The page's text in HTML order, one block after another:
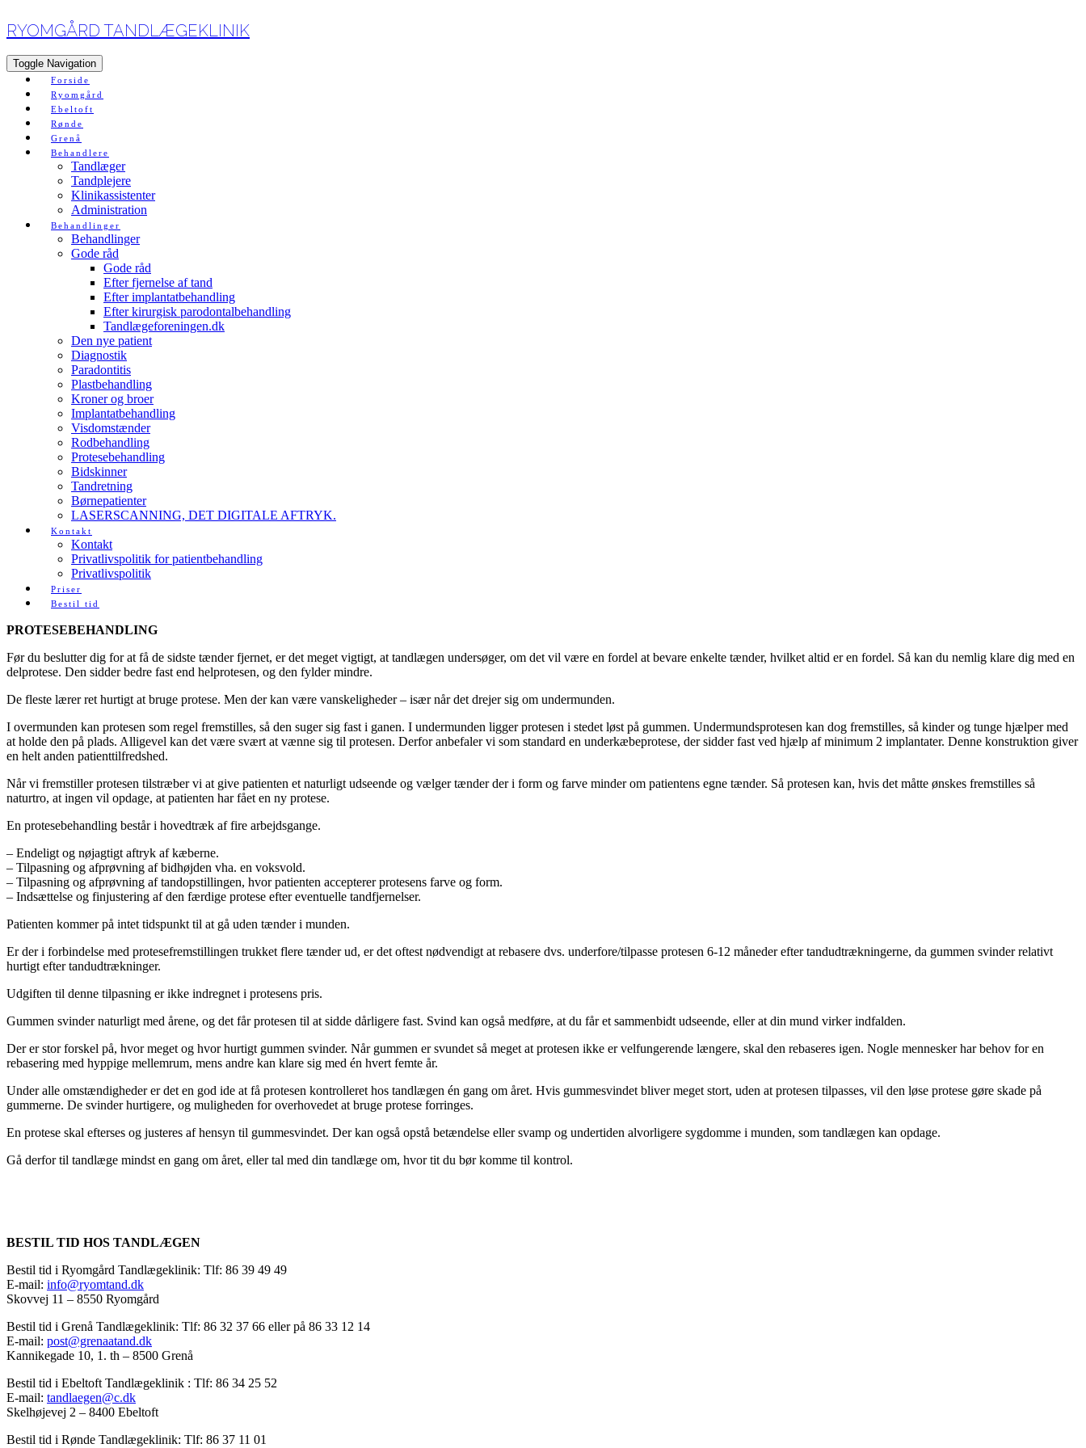
RYOMGÅRD TANDLÆGEKLINIK
Toggle Navigation
Forside
Ryomgård
Ebeltoft
Rønde
Grenå
Behandlere
Tandlæger
Tandplejere
Klinikassistenter
Administration
Behandlinger
Behandlinger
Gode råd
Gode råd
Efter fjernelse af tand
Efter implantatbehandling
Efter kirurgisk parodontalbehandling
Tandlægeforeningen.dk
Den nye patient
Diagnostik
Paradontitis
Plastbehandling
Kroner og broer
Implantatbehandling
Visdomstænder
Rodbehandling
Protesebehandling
Bidskinner
Tandretning
Børnepatienter
LASERSCANNING, DET DIGITALE AFTRYK.
Kontakt
Kontakt
Privatlivspolitik for patientbehandling
Privatlivspolitik
Priser
Bestil tid
PROTESEBEHANDLING
Før du beslutter dig for at få de sidste tænder fjernet, er det meget vigtigt, at tandlægen undersøger, om det vil være en fordel at bevare enkelte tænder, hvilket altid er en fordel. Så kan du nemlig klare dig med en
delprotese. Den sidder bedre fast end helprotesen, og den fylder mindre.
De fleste lærer ret hurtigt at bruge protese. Men der kan være vanskeligheder – især når det drejer sig om undermunden.
I overmunden kan protesen som regel fremstilles, så den suger sig fast i ganen. I undermunden ligger protesen i stedet løst på gummen. Undermundsprotesen kan dog fremstilles, så kinder og tunge hjælper med
at holde den på plads. Alligevel kan det være svært at vænne sig til protesen. Derfor anbefaler vi som standard en underkæbeprotese, der sidder fast ved hjælp af minimum 2 implantater. Denne konstruktion giver
en helt anden patienttilfredshed.
Når vi fremstiller protesen tilstræber vi at give patienten et naturligt udseende og vælger tænder der i form og farve minder om patientens egne tænder. Så protesen kan, hvis det måtte ønskes fremstilles så
naturtro, at ingen vil opdage, at patienten har fået en ny protese.
En protesebehandling består i hovedtræk af fire arbejdsgange.
– Endeligt og nøjagtigt aftryk af kæberne.
– Tilpasning og afprøvning af bidhøjden vha. en voksvold.
– Tilpasning og afprøvning af tandopstillingen, hvor patienten accepterer protesens farve og form.
– Indsættelse og finjustering af den færdige protese efter eventuelle tandfjernelser.
Patienten kommer på intet tidspunkt til at gå uden tænder i munden.
Er der i forbindelse med protesefremstillingen trukket flere tænder ud, er det oftest nødvendigt at rebasere dvs. underfore/tilpasse protesen 6-12 måneder efter tandudtrækningerne, da gummen svinder relativt
hurtigt efter tandudtrækninger.
Udgiften til denne tilpasning er ikke indregnet i protesens pris.
Gummen svinder naturligt med årene, og det får protesen til at sidde dårligere fast. Svind kan også medføre, at du får et sammenbidt udseende, eller at din mund virker indfalden.
Der er stor forskel på, hvor meget og hvor hurtigt gummen svinder. Når gummen er svundet så meget at protesen ikke er velfungerende længere, skal den rebaseres igen. Nogle mennesker har behov for en
rebasering med hyppige mellemrum, mens andre kan klare sig med én hvert femte år.
Under alle omstændigheder er det en god ide at få protesen kontrolleret hos tandlægen én gang om året. Hvis gummesvindet bliver meget stort, uden at protesen tilpasses, vil den løse protese gøre skade på
gummerne. De svinder hurtigere, og muligheden for overhovedet at bruge protese forringes.
En protese skal efterses og justeres af hensyn til gummesvindet. Der kan også opstå betændelse eller svamp og undertiden alvorligere sygdomme i munden, som tandlægen kan opdage.
Gå derfor til tandlæge mindst en gang om året, eller tal med din tandlæge om, hvor tit du bør komme til kontrol.
BESTIL TID HOS TANDLÆGEN
Bestil tid i Ryomgård Tandlægeklinik: Tlf: 86 39 49 49
E-mail: info@ryomtand.dk
Skovvej 11 – 8550 Ryomgård
Bestil tid i Grenå Tandlægeklinik: Tlf: 86 32 37 66 eller på 86 33 12 14
E-mail: post@grenaatand.dk
Kannikegade 10, 1. th – 8500 Grenå
Bestil tid i Ebeltoft Tandlægeklinik : Tlf: 86 34 25 52
E-mail: tandlaegen@c.dk
Skelhøjevej 2 – 8400 Ebeltoft
Bestil tid i Rønde Tandlægeklinik: Tlf: 86 37 11 01